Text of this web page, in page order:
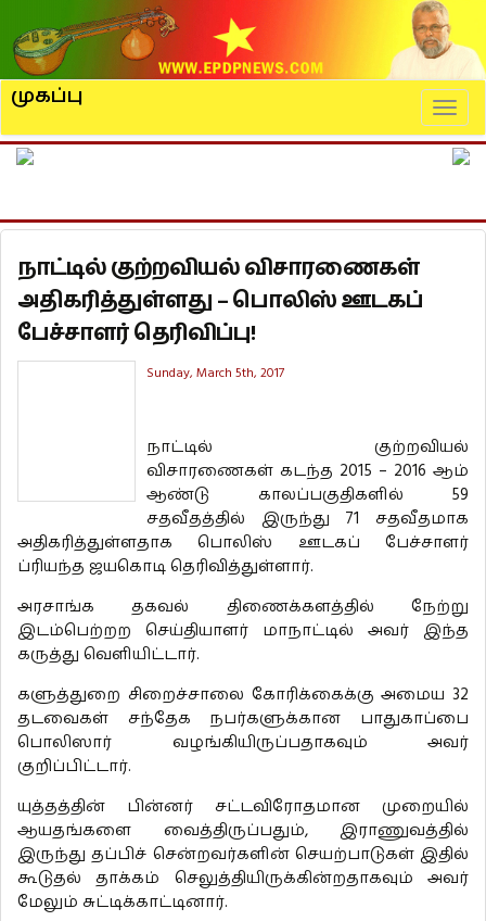
முகப்பு
நாட்டில் குற்றவியல் விசாரணைகள்
அதிகரித்துள்ளது – பொலிஸ் ஊடகப்
பேச்சாளர் தெரிவிப்பு!
Sunday, March 5th, 2017
நாட்டில் குற்றவியல்
விசாரணைகள் கடந்த 2015 – 2016 ஆம்
ஆண்டு காலப்பகுதிகளில் 59
சதவீதத்தில் இருந்து 71 சதவீதமாக
அதிகரித்துள்ளதாக பொலிஸ் ஊடகப் பேச்சாளர்
ப்ரியந்த ஜயகொடி தெரிவித்துள்ளார்.
அரசாங்க தகவல் திணைக்களத்தில் நேற்று
இடம்பெற்றற செய்தியாளர் மாநாட்டில் அவர் இந்த
கருத்து வெளியிட்டார்.
களுத்துறை சிறைச்சாலை கோரிக்கைக்கு அமைய 32
தடவைகள் சந்தேக நபர்களுக்கான பாதுகாப்பை
பொலிஸார் வழங்கியிருப்பதாகவும் அவர்
குறிப்பிட்டார்.
யுத்தத்தின் பின்னர் சட்டவிரோதமான முறையில்
ஆயதங்களை வைத்திருப்பதும், இராணுவத்தில்
இருந்து தப்பிச் சென்றவர்களின் செயற்பாடுகள் இதில்
கூடுதல் தாக்கம் செலுத்தியிருக்கின்றதாகவும் அவர்
மேலும் சுட்டிக்காட்டினார்.